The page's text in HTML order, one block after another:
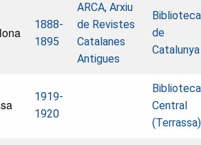
1888-
1895
ARCA, Arxiu
de Revistes
Catalanes
Antigues
Biblioteca
de
Catalunya
1919-
1920
Biblioteca
Central
(Terrassa)